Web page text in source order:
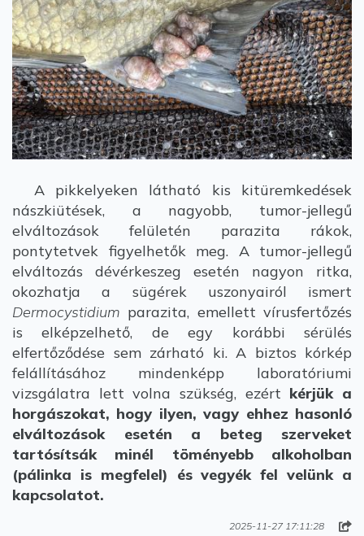
A pikkelyeken látható kis kitüremkedések
nászkiütések, a nagyobb, tumor-jellegű
elváltozások felületén parazita rákok,
pontytetvek figyelhetők meg. A tumor-jellegű
elváltozás dévérkeszeg esetén nagyon ritka,
okozhatja a sügérek uszonyairól ismert
Dermocystidium parazita, emellett vírusfertőzés
is elképzelhető, de egy korábbi sérülés
elfertőződése sem zárható ki. A biztos kórkép
felállításához mindenképp laboratóriumi
vizsgálatra lett volna szükség, ezért kérjük a
horgászokat, hogy ilyen, vagy ehhez hasonló
elváltozások esetén a beteg szerveket
tartósítsák minél töményebb alkoholban
(pálinka is megfelel) és vegyék fel velünk a
kapcsolatot.
2025-11-27 17:11:28